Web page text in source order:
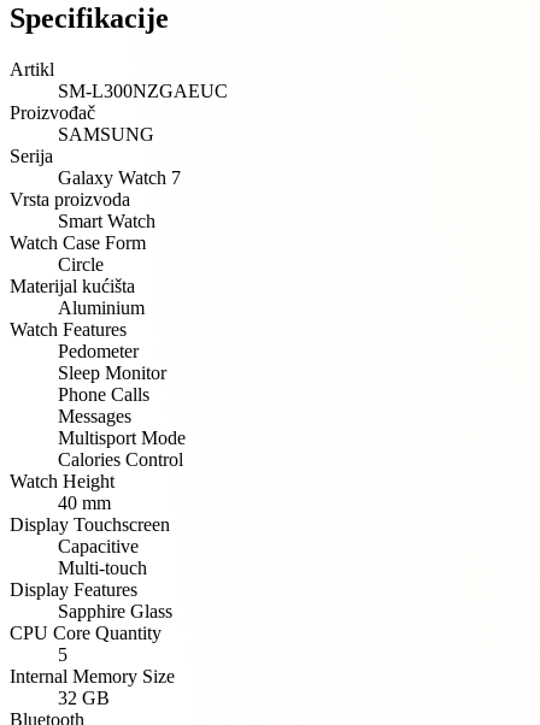
Specifikacije
Artikl
SM-L300NZGAEUC
Proizvođač
SAMSUNG
Serija
Galaxy Watch 7
Vrsta proizvoda
Smart Watch
Watch Case Form
Circle
Materijal kućišta
Aluminium
Watch Features
Pedometer
Sleep Monitor
Phone Calls
Messages
Multisport Mode
Calories Control
Watch Height
40 mm
Display Touchscreen
Capacitive
Multi-touch
Display Features
Sapphire Glass
CPU Core Quantity
5
Internal Memory Size
32 GB
Bluetooth